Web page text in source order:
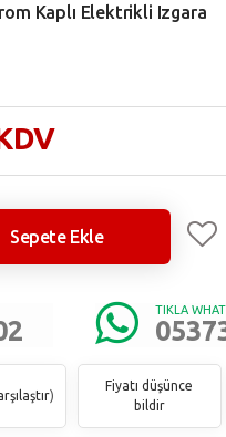
Kaplı Elektrikli Izgara
TIKLA
Sepete Ekle
)
Fiyatı düşünce
bildir